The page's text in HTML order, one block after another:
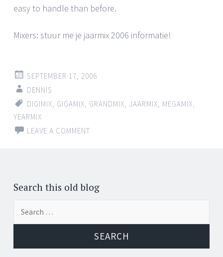
easy to handle than before.
Mixers: stuur me je jaarmix 2006 informatie!
SEPTEMBER 17, 2006
DENNIS
DIGIMIX GIGAMIX GRANDMIX JAARMIX MEGAMIX
YEARMIX
LEAVE A COMMENT
Search this old blog